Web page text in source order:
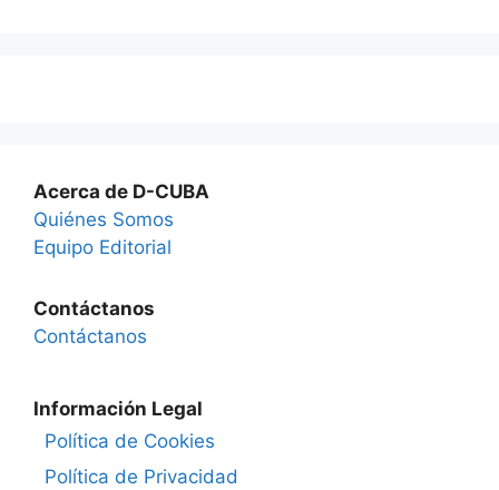
Acerca de D-CUBA
Quiénes Somos
Equipo Editorial
Contáctanos
Contáctanos
Información Legal
Política de Cookies
Política de Privacidad